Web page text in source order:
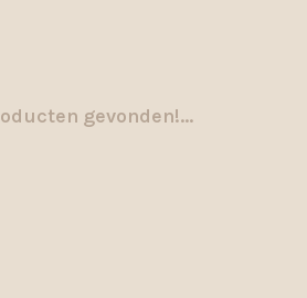
gevonden!...